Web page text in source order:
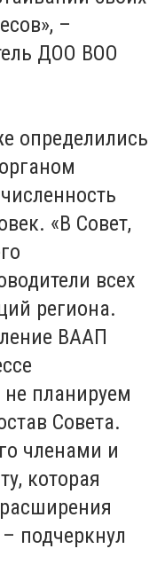
–
ДОО ВОО
определились
«В Совет,
всех
региона.
ВААП
планируем
Совета.
членами и
которая
подчеркнул